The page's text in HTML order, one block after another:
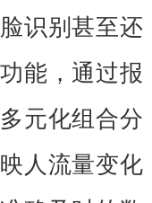
识别甚至还
能，通过报
元化组合分
人流量变化